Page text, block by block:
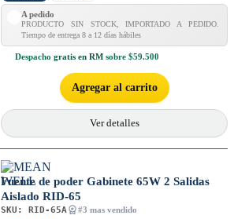
A pedido
PRODUCTO SIN STOCK, IMPORTADO A PEDIDO.
Tiempo de entrega 8 a 12 días hábiles
Despacho gratis en RM sobre $59.500
Agregar al carrito
Ver detalles
Fuente de poder Gabinete 65W 2 Salidas
Aislado RID-65
SKU: RID-65A #3 mas vendido